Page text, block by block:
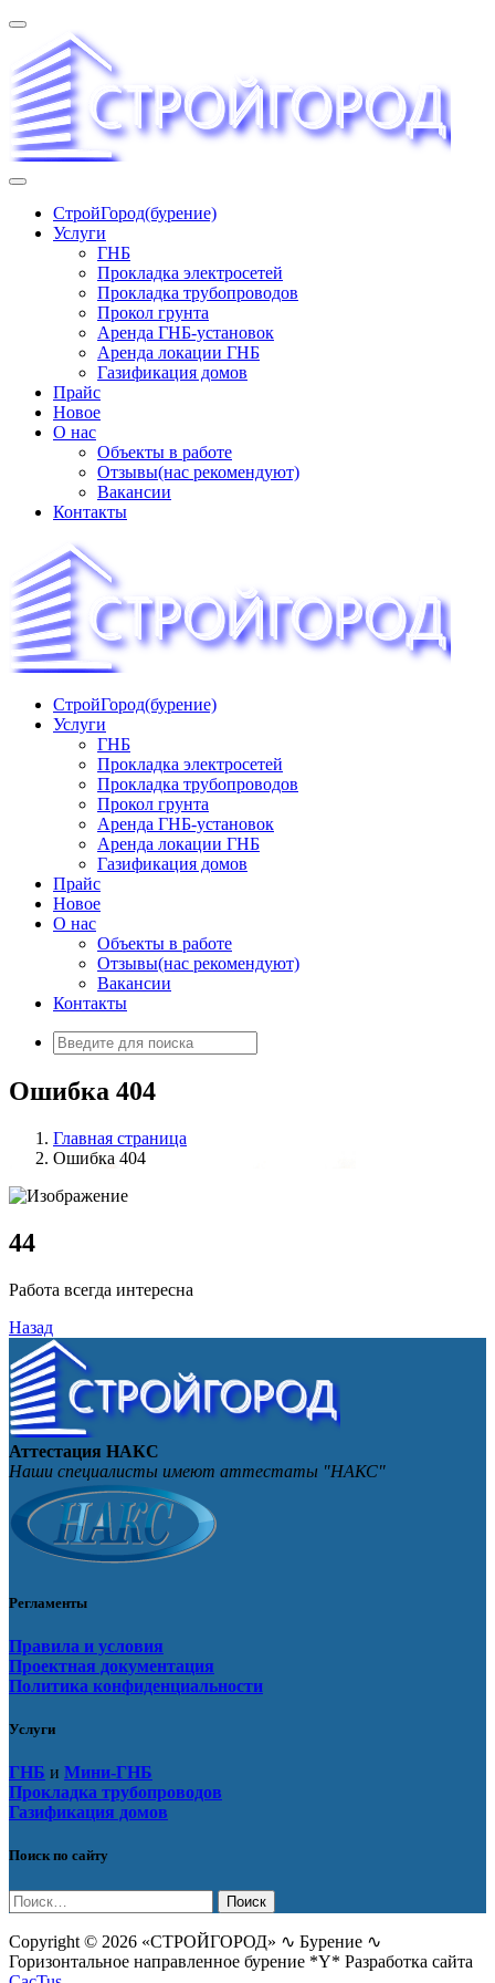
Перейти
содержимому
трудопроводов ∿ Газификация жилого сектора ✆
+74951573444
СтройГород(бурение)
Услуги
ГНБ
Прокладка электросетей
Прокладка трубопроводов
Прокол грунта
Аренда ГНБ-установок
Аренда локации ГНБ
Газификация домов
Прайс
Новое
О нас
Объекты в работе
Отзывы(нас рекомендуют)
Вакансии
Контакты
«СТРОЙГОРОД» ∿ Бурение ∿ ГНБ ∿ Прокладка
трудопроводов ∿ Газификация жилого сектора ✆
+74951573444
СтройГород(бурение)
Услуги
ГНБ
Прокладка электросетей
Прокладка трубопроводов
Прокол грунта
Аренда ГНБ-установок
Аренда локации ГНБ
Газификация домов
Прайс
Новое
О нас
Объекты в работе
Отзывы(нас рекомендуют)
Вакансии
Контакты
Искать:
Ошибка 404
Главная страница
Ошибка 404
44
Работа всегда интересна
Назад
Аттестация НАКС
Наши специалисты имеют аттестаты "НАКС"
Регламенты
Правила и условия
Проектная документация
Политика конфиденциальности
Услуги
ГНБ и Мини-ГНБ
Прокладка трубопроводов
Газификация домов
Поиск по сайту
Найти:
Copyright © 2026 «СТРОЙГОРОД» ∿ Бурение ∿
Горизонтальное направленное бурение *Y* Разработка сайта